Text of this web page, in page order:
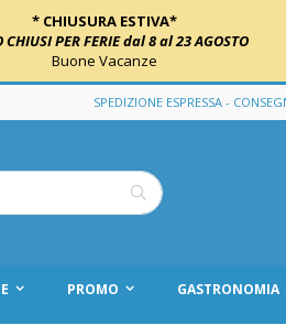
* CHIUSURA ESTIVA*
CHIUSI PER FERIE dal 8 al 23 AGOSTO
Buone Vacanze
SPEDIZIONE ESPRESSA -
PROMO GASTRONOMIA